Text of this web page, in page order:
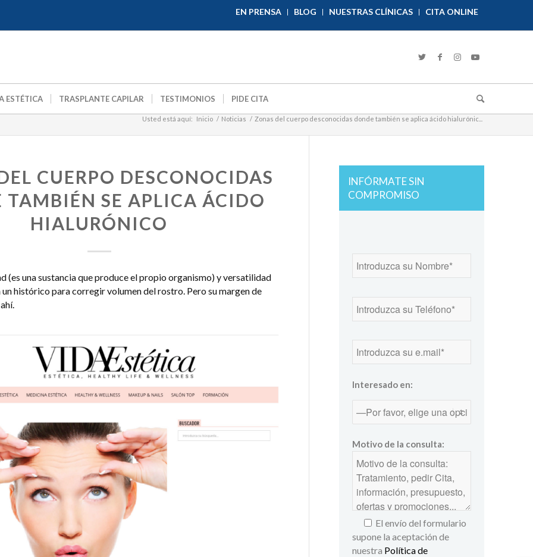
EN PRENSA BLOG NUESTRAS CLÍNICAS CITA ONLINE
ESTÉTICA TRASPLANTE CAPILAR TESTIMONIOS PIDE CITA
Usted está aquí: Inicio / Noticias / Zonas del cuerpo desconocidas donde también se aplica ácido hialurónic...
CUERPO DESCONOCIDAS
TAMBIÉN SE APLICA ÁCIDO
HIALURÓNICO
(es una sustancia que produce el propio organismo) y versatilidad
histórico para corregir volumen del rostro. Pero su margen de
INFÓRMATE SIN
COMPROMISO
Interesado en:
Motivo de la consulta:
El envío del formulario
supone la aceptación de
nuestra Política de